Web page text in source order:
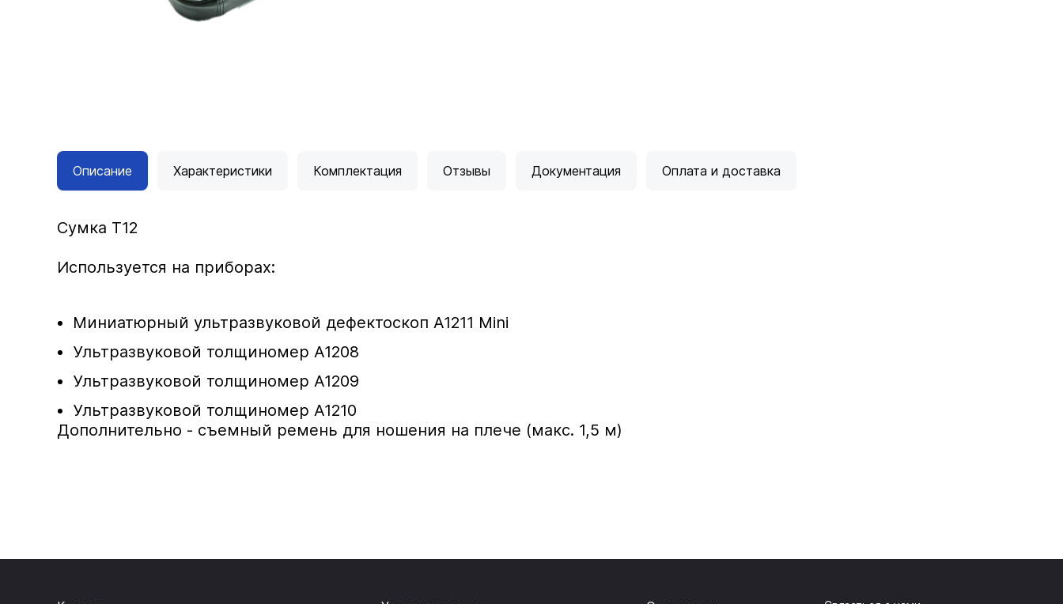
Описание Характеристики Комплектация Отзывы Документация Оплата и доставка
Сумка Т12
Используется на приборах:
Миниатюрный ультразвуковой дефектоскоп А1211 Mini
Ультразвуковой толщиномер А1208
Ультразвуковой толщиномер А1209
Ультразвуковой толщиномер А1210
Дополнительно - съемный ремень для ношения на плече (макс. 1,5 м)